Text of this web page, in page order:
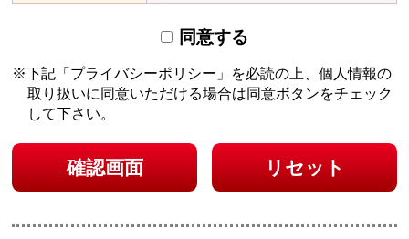
同意する
下記「プライバシーポリシー」を必読の上、個人情報の
取り扱いに同意いただける場合は同意ボタンをチェック
して下さい。
確認画面 リセット